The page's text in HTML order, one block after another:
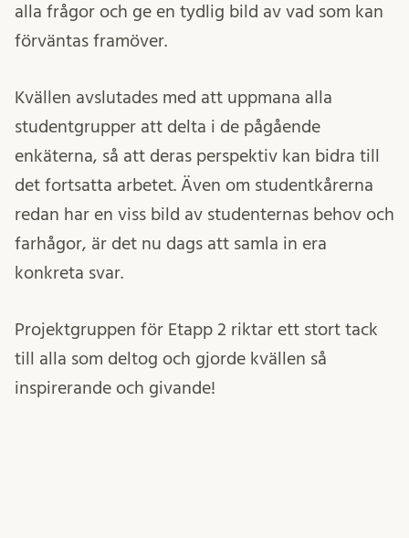
alla frågor och ge en tydlig bild av vad som kan
förväntas framöver.
Kvällen avslutades med att uppmana alla
studentgrupper att delta i de pågående
enkäterna, så att deras perspektiv kan bidra till
det fortsatta arbetet. Även om studentkårerna
redan har en viss bild av studenternas behov och
farhågor, är det nu dags att samla in era
konkreta svar.
Projektgruppen för Etapp 2 riktar ett stort tack
till alla som deltog och gjorde kvällen så
inspirerande och givande!